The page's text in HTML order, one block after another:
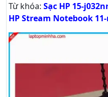
Từ khóa: Sạc HP 15-
HP Stream Notebook